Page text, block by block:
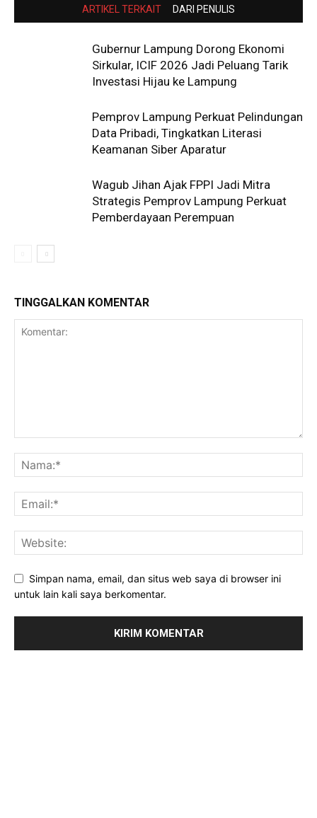
ARTIKEL TERKAIT DARI PENULIS
Gubernur Lampung Dorong Ekonomi
Sirkular, ICIF 2026 Jadi Peluang Tarik
Investasi Hijau ke Lampung
Pemprov Lampung Perkuat Pelindungan
Data Pribadi, Tingkatkan Literasi
Keamanan Siber Aparatur
Wagub Jihan Ajak FPPI Jadi Mitra
Strategis Pemprov Lampung Perkuat
Pemberdayaan Perempuan
TINGGALKAN KOMENTAR
Simpan nama, email, dan situs web saya di browser ini
untuk lain kali saya berkomentar.